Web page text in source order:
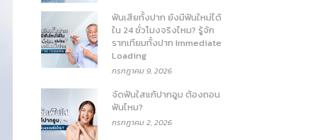
ฟันเสียทั้งปาก ยังมีฟันใหม่ได้
ใน 24 ชั่วโมงจริงไหม? รู้จัก
รากเทียมทั้งปาก Immediate
Loading
กรกฎาคม 9, 2026
จัดฟันใสแก้ปากอูม ต้องถอน
ฟันไหม?
กรกฎาคม 2, 2026